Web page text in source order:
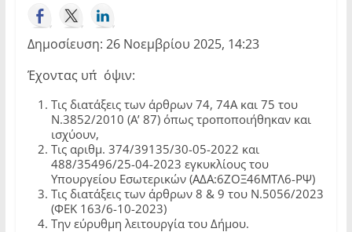
Δημοσίευση: 26 Νοεμβρίου 2025, 14:23
Έχοντας υπ΄όψιν:
Τις διατάξεις των άρθρων 74, 74Α και 75 του
Ν.3852/2010 (Α’ 87) όπως τροποποιήθηκαν και
ισχύουν,
Τις αριθμ. 374/39135/30-05-2022 και
488/35496/25-04-2023 εγκυκλίους του
Υπουργείου Εσωτερικών (ΑΔΑ:6ΖΟΞ46ΜΤΛ6-ΡΨ)
Τις διατάξεις των άρθρων 8 & 9 του Ν.5056/2023
(ΦΕΚ 163/6-10-2023)
Την εύρυθμη λειτουργία του Δήμου.